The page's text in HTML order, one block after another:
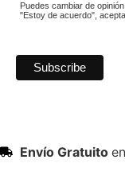
Puedes cambiar de
"Estoy de acuerdo",
Envío Gratuito